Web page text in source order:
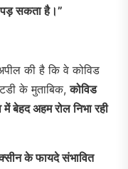
पड़ सकता है।”
की है कि वे कोविड
के मुताबिक,कोविड
बेहद अहम रोल निभा रही
के फायदे संभावित